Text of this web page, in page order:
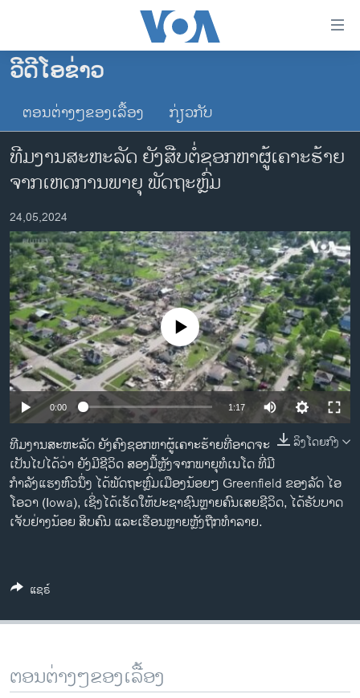
ເຂົ້າ
ຂ້າມ
ຂ້າມ
ໄປ
ຫາ
ຊອກ
ຄົ້ນ
ໂຮມເພຈ
ລາວ
ອາເມຣິກາ
ການເລືອກຕັ້ງ ປະທານາທີບໍດີ ສະຫະລັດ 2024
ໂລກ
ເອເຊຍ
ອິດສະຫຼະພາບດ້ານການຂ່າວ
ຊີວິດຊາວລາວ
ຊຸມຊົນຊາວລາວ
ວິທະຍາສາດ-ເທັກໂນໂລຈີ
ທຸລະກິດ
ວີດີໂອ
ສຽງ
ລາຍການກະຈາຍສຽງ
ຕິດຕາມພວກເຮົາ ທີ່
ວີດີໂອຂ່າວ
ຕອນຕ່າງໆຂອງເລື້ອງ ກ່ຽວກັບ
ທີມງານສະຫະລັດ ຍັງສືບຕໍ່ຊອກຫາຜູ້ເຄາະຮ້າຍ
ຈາກເຫດການພາຍຸ ພັດຖະຫຼົ່ມ
24,05,2024
No media source currently available
0:00 1:17
ລິງໂດຍກົງ
ທີມງານສະຫະລັດ ຍັງຄົງຊອກຫາຜູ້ເຄາະຮ້າຍທີ່ອາດຈະ
ເປັນໄປໄດ້ວ່າ ຍັງມີຊີວິດ ສອງມື້ຫຼັງຈາກພາຍຸທໍເນໂດ ທີ່ມີ
ກຳລັງແຮງຫົວນຶ່ງ ໄດ້ພັດຖະຫຼົ່ມເມືອງນ້ອຍໆ Greenfield ຂອງລັດ ໄອ
ໂອວາ (Iowa), ເຊິ່ງໄດ້ເຮັດໃຫ້ປະຊາຊົນຫຼາຍຄົນເສຍຊີວິດ, ໄດ້ຮັບບາດ
ເຈັບຢ່າງນ້ອຍ ສິບຄົນ ແລະເຮືອນຫຼາຍຫຼັງຖືກທໍາລາຍ.
ແຊຣ໌
ຕອນຕ່າງໆຂອງເລື້ອງ